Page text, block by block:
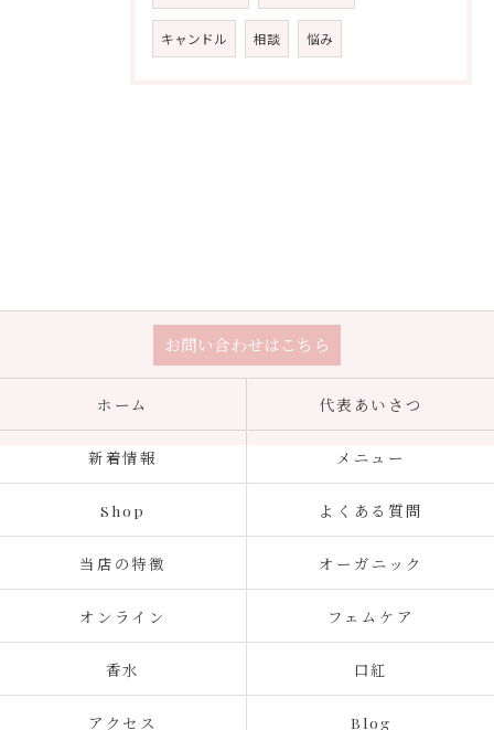
キャンドル 相談 悩み
お問い合わせはこちら
ホーム 代表あいさつ
新着情報 メニュー
Shop よくある質問
当店の特徴 オーガニック
オンライン フェムケア
香水 口紅
アクセス Blog